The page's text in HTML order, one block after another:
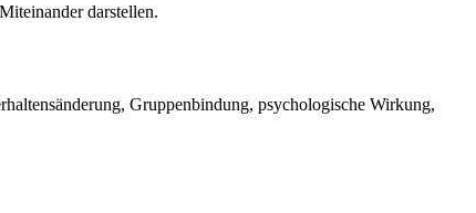
darstellen.
Gruppenbindung, psychologische Wirkung,